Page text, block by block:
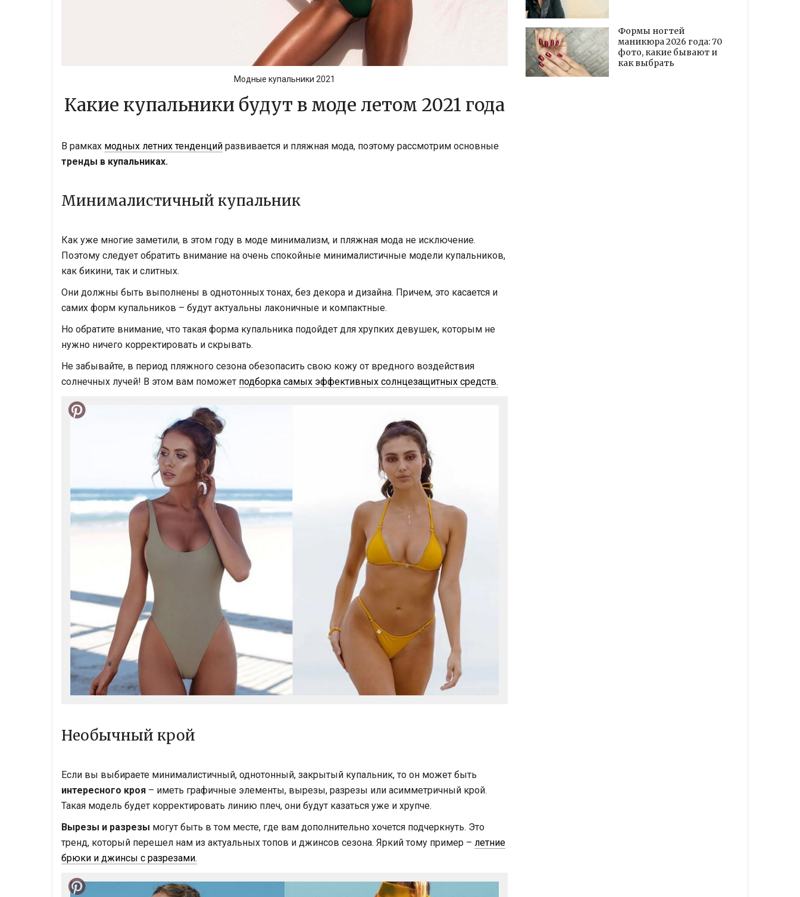
Модные купальники 2021
Какие купальники будут в моде летом 2021 года
В рамках модных летних тенденций развивается и пляжная мода, поэтому рассмотрим основные
тренды в купальниках.
Минималистичный купальник
Как уже многие заметили, в этом году в моде минимализм, и пляжная мода не исключение.
Поэтому следует обратить внимание на очень спокойные минималистичные модели купальников,
как бикини, так и слитных.
Они должны быть выполнены в однотонных тонах, без декора и дизайна. Причем, это касается и
самих форм купальников – будут актуальны лаконичные и компактные.
Но обратите внимание, что такая форма купальника подойдет для хрупких девушек, которым не
нужно ничего корректировать и скрывать.
Не забывайте, в период пляжного сезона обезопасить свою кожу от вредного воздействия
солнечных лучей! В этом вам поможет подборка самых эффективных солнцезащитных средств.
Необычный крой
Если вы выбираете минималистичный, однотонный, закрытый купальник, то он может быть
интересного кроя – иметь графичные элементы, вырезы, разрезы или асимметричный крой.
Такая модель будет корректировать линию плеч, они будут казаться уже и хрупче.
Вырезы и разрезы могут быть в том месте, где вам дополнительно хочется подчеркнуть. Это
тренд, который перешел нам из актуальных топов и джинсов сезона. Яркий тому пример – летние
брюки и джинсы с разрезами.
Формы ногтей
маникюра 2026 года: 70
фото, какие бывают и
как выбрать